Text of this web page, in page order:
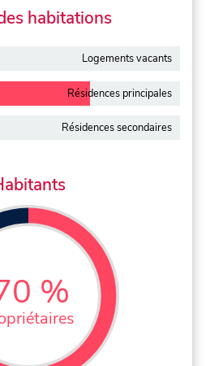
habitations
Logements vacants
Résidences principales
Résidences secondaires
%